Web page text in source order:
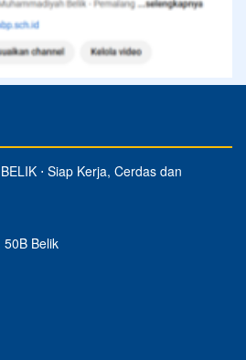
⋅ Siap Kerja, Cerdas dan
Belik